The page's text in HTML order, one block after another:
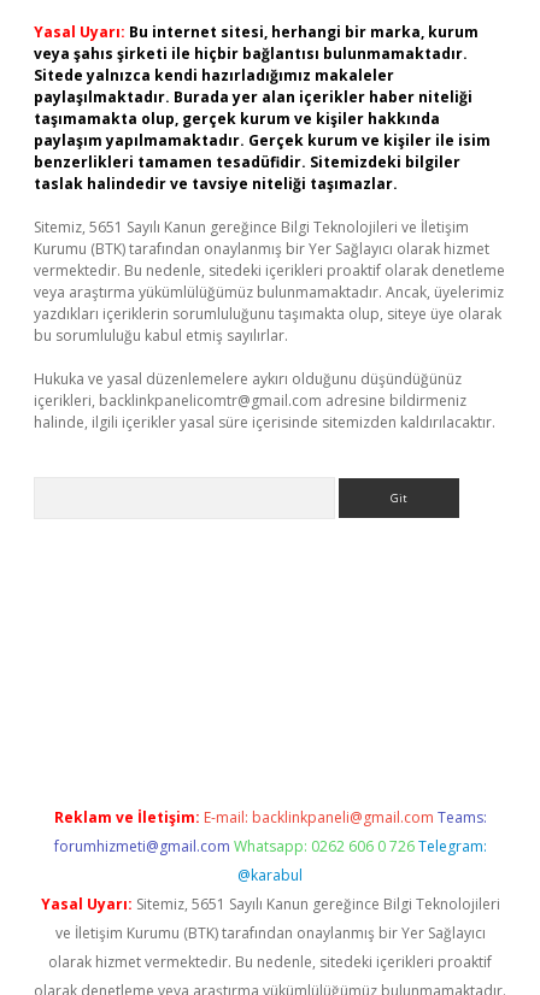
Yasal Uyarı: Bu internet sitesi, herhangi bir marka, kurum
veya şahıs şirketi ile hiçbir bağlantısı bulunmamaktadır.
Sitede yalnızca kendi hazırladığımız makaleler
paylaşılmaktadır. Burada yer alan içerikler haber niteliği
taşımamakta olup, gerçek kurum ve kişiler hakkında
paylaşım yapılmamaktadır. Gerçek kurum ve kişiler ile isim
benzerlikleri tamamen tesadüfidir. Sitemizdeki bilgiler
taslak halindedir ve tavsiye niteliği taşımazlar.
Sitemiz, 5651 Sayılı Kanun gereğince Bilgi Teknolojileri ve İletişim
Kurumu (BTK) tarafından onaylanmış bir Yer Sağlayıcı olarak hizmet
vermektedir. Bu nedenle, sitedeki içerikleri proaktif olarak denetleme
veya araştırma yükümlülüğümüz bulunmamaktadır. Ancak, üyelerimiz
yazdıkları içeriklerin sorumluluğunu taşımakta olup, siteye üye olarak
bu sorumluluğu kabul etmiş sayılırlar.
Hukuka ve yasal düzenlemelere aykırı olduğunu düşündüğünüz
içerikleri, backlinkpanelicomtr@gmail.com adresine bildirmeniz
halinde, ilgili içerikler yasal süre içerisinde sitemizden kaldırılacaktır.
Reklam ve İletişim: E-mail: backlinkpaneli@gmail.com Teams:
forumhizmeti@gmail.com Whatsapp: 0262 606 0 726 Telegram:
@karabul
Yasal Uyarı: Sitemiz, 5651 Sayılı Kanun gereğince Bilgi Teknolojileri
ve İletişim Kurumu (BTK) tarafından onaylanmış bir Yer Sağlayıcı
olarak hizmet vermektedir. Bu nedenle, sitedeki içerikleri proaktif
olarak denetleme veya araştırma yükümlülüğümüz bulunmamaktadır.